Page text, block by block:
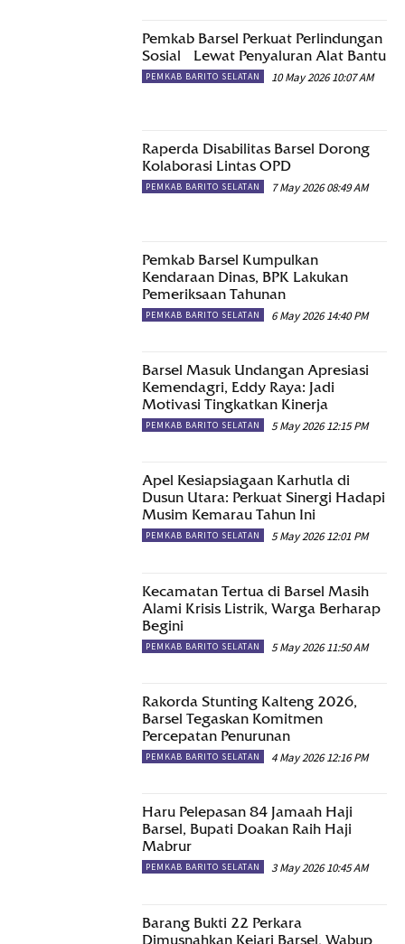
Pemkab Barsel Perkuat Perlindungan
Sosial Lewat Penyaluran Alat Bantu
PEMKAB BARITO SELATAN 10 May 2026 10:07 AM
Raperda Disabilitas Barsel Dorong
Kolaborasi Lintas OPD
PEMKAB BARITO SELATAN 7 May 2026 08:49 AM
Pemkab Barsel Kumpulkan
Kendaraan Dinas, BPK Lakukan
Pemeriksaan Tahunan
PEMKAB BARITO SELATAN 6 May 2026 14:40 PM
Barsel Masuk Undangan Apresiasi
Kemendagri, Eddy Raya: Jadi
Motivasi Tingkatkan Kinerja
PEMKAB BARITO SELATAN 5 May 2026 12:15 PM
Apel Kesiapsiagaan Karhutla di
Dusun Utara: Perkuat Sinergi Hadapi
Musim Kemarau Tahun Ini
PEMKAB BARITO SELATAN 5 May 2026 12:01 PM
Kecamatan Tertua di Barsel Masih
Alami Krisis Listrik, Warga Berharap
Begini
PEMKAB BARITO SELATAN 5 May 2026 11:50 AM
Rakorda Stunting Kalteng 2026,
Barsel Tegaskan Komitmen
Percepatan Penurunan
PEMKAB BARITO SELATAN 4 May 2026 12:16 PM
Haru Pelepasan 84 Jamaah Haji
Barsel, Bupati Doakan Raih Haji
Mabrur
PEMKAB BARITO SELATAN 3 May 2026 10:45 AM
Barang Bukti 22 Perkara
Dimusnahkan Kejari Barsel, Wabup